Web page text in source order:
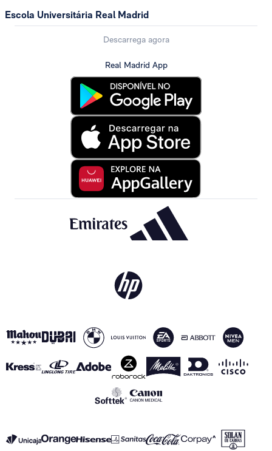
Escola Universitária Real Madrid
Descarrega agora
Real Madrid App